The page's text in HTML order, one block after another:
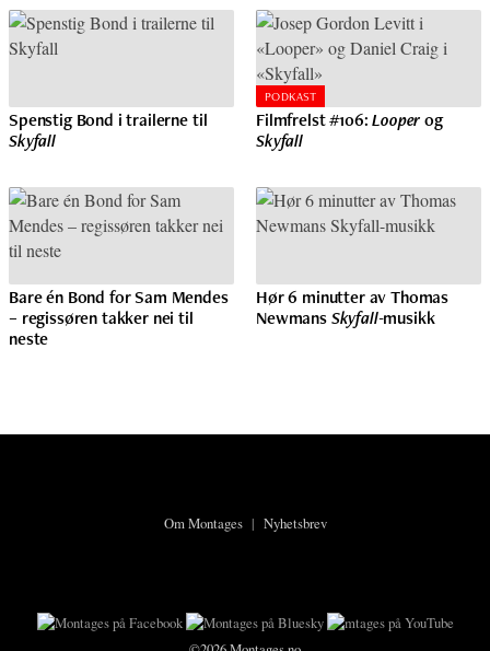
Spenstig Bond i trailerne til
Skyfall
PODKAST
Filmfrelst #106:Looperog
Skyfall
Bare én Bond for Sam Mendes
– regissøren takker nei til
neste
Hør 6 minutter av Thomas
NewmansSkyfall-musikk
Om Montages| Nyhetsbrev